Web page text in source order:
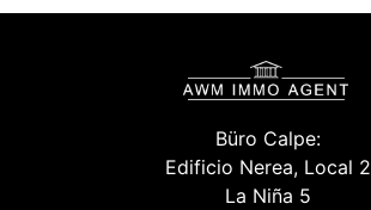
Büro Calpe:
Edificio Nerea, Local 2
La Niña 5